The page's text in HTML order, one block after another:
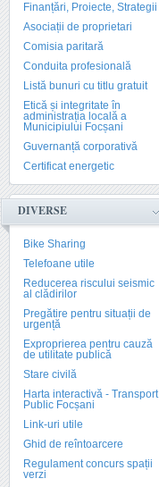
Finanțări, Proiecte, Strategii
Asociații de proprietari
Comisia paritară
Conduita profesională
Listă bunuri cu titlu gratuit
Etică și integritate în
administrația locală a
Municipiului Focșani
Guvernanță corporativă
Certificat energetic
DIVERSE
Bike Sharing
Telefoane utile
Reducerea riscului seismic
al clădirilor
Pregătire pentru situații de
urgență
Exproprierea pentru cauză
de utilitate publică
Stare civilă
Harta interactivă - Transport
Public Focșani
Link-uri utile
Ghid de reîntoarcere
Regulament concurs spații
verzi